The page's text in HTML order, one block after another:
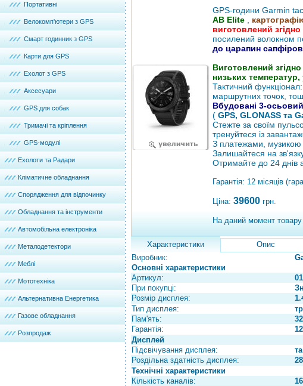
Портативні
Велокомп'ютери з GPS
Смарт годинник з GPS
Карти для GPS
Ехолот з GPS
Аксесуари
GPS для собак
Тримачі та кріплення
GPS-модулі
Ехолоти та Радари
Кліматичне обладнання
Спорядження для відпочинку
Обладнання та інструменти
Автомобільна електроніка
Металодетектори
Меблі
Мототехніка
Альтернативна Енергетика
Газове обладнання
Розпродаж
GPS-години Garmin
AB Elite
виготовлений
посилений волокном
до царапин
Виготовлений
низьких
Тактичний функціонал:
маршрутних точок,
Вбудовані 3-
( GPS, GLONASS та
Стежте за своїм
тренуйтеся із
З платежами, музикою
Залишайтеся на
Отримайте до 24 днів
Гарантія: 12 місяців
Ціна: 39600 грн.
На даний момент товару
Характеристики Опис
Виробник:
Основні характеристики
Артикул:
При покупці:
Розмір дисплея:
Тип дисплея:
Пам'ять:
Гарантія:
12
Дисплей
Підсвічування дисплея:
Роздільна здатність дисплея:
Технічні характеристики
Кількість каналів:
16